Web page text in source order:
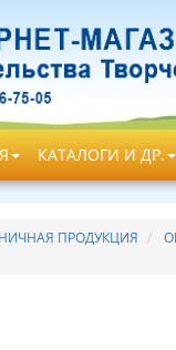
КАТАЛОГИ И ДР.
ПРОДУКЦИЯ